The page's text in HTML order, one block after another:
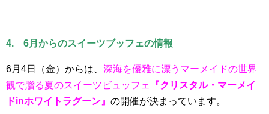
4. 6月からのスイーツブッフェの情報
6月4日（金）からは、 深海を優雅に漂うマーメイドの世界
観で贈る夏のスイーツビュッフェ
『クリスタル・マーメイ
ドinホワイトラグーン』 の開催が決まっています。